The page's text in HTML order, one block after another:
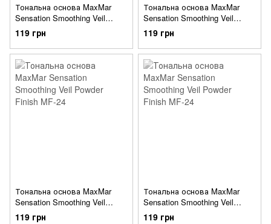
Тональна основа MaxMar
Sensation Smoothing Veil
Powder Finish MF-24 №06
119 грн
Тональна основа MaxMar
Sensation Smoothing Veil
Powder Finish MF-24 №07
119 грн
Тональна основа MaxMar
Sensation Smoothing Veil
Powder Finish MF-24 №08
119 грн
Тональна основа MaxMar
Sensation Smoothing Veil
Powder Finish MF-24 №09
119 грн